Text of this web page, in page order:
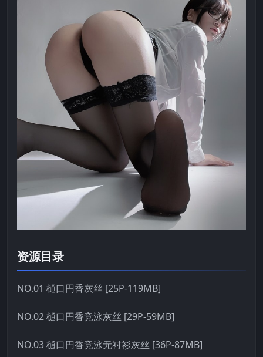
资源目录
NO.01 樋口円香灰丝 [25P-119MB]
NO.02 樋口円香竞泳灰丝 [29P-59MB]
NO.03 樋口円香竞泳无衬衫灰丝 [36P-87MB]